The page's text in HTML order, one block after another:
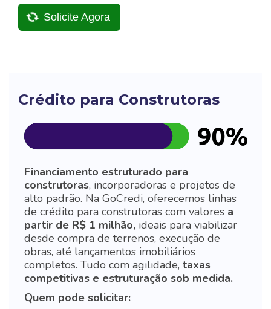
Solicite Agora
Crédito para Construtoras
Financiamento estruturado para
construtoras, incorporadoras e projetos de
alto padrão. Na GoCredi, oferecemos linhas
de crédito para construtoras com valores a
partir de R$ 1 milhão, ideais para viabilizar
desde compra de terrenos, execução de
obras, até lançamentos imobiliários
completos. Tudo com agilidade, taxas
competitivas e estruturação sob medida.
Quem pode solicitar: